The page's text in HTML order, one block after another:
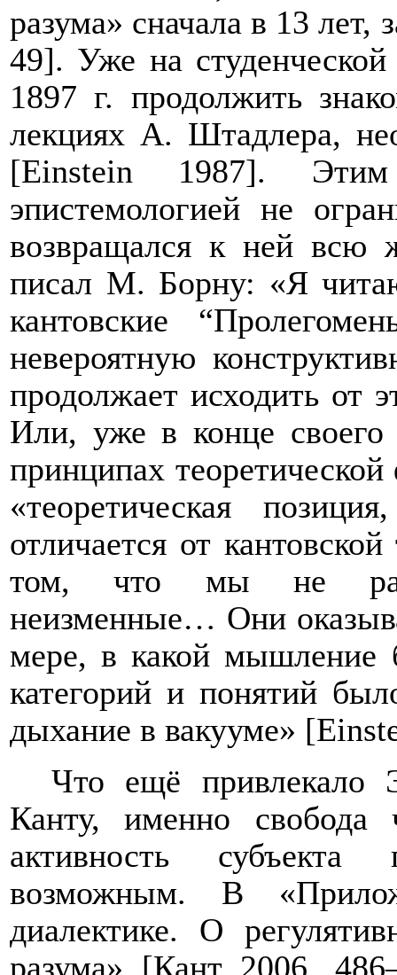
разума» сначала в 13 лет,
49]. Уже на
1897 г. продолжить
лекциях А. Штадлера,
[Einstein 1987]. Этим
эпистемологией не
возвращался к ней всю
писал М. Борну: «Я
кантовские
невероятную
продолжает исходить от
Или, уже в конце своего
принципах
«теоретическая
отличается от
том, что мы не
неизменные… Они
мере, в какой мышление
категорий и понятий
дыхание в вакууме» [
Что ещё привлекало
Канту, именно свобода
активность субъекта
возможным. В
диалектике. О
разума» [Кант 2006,